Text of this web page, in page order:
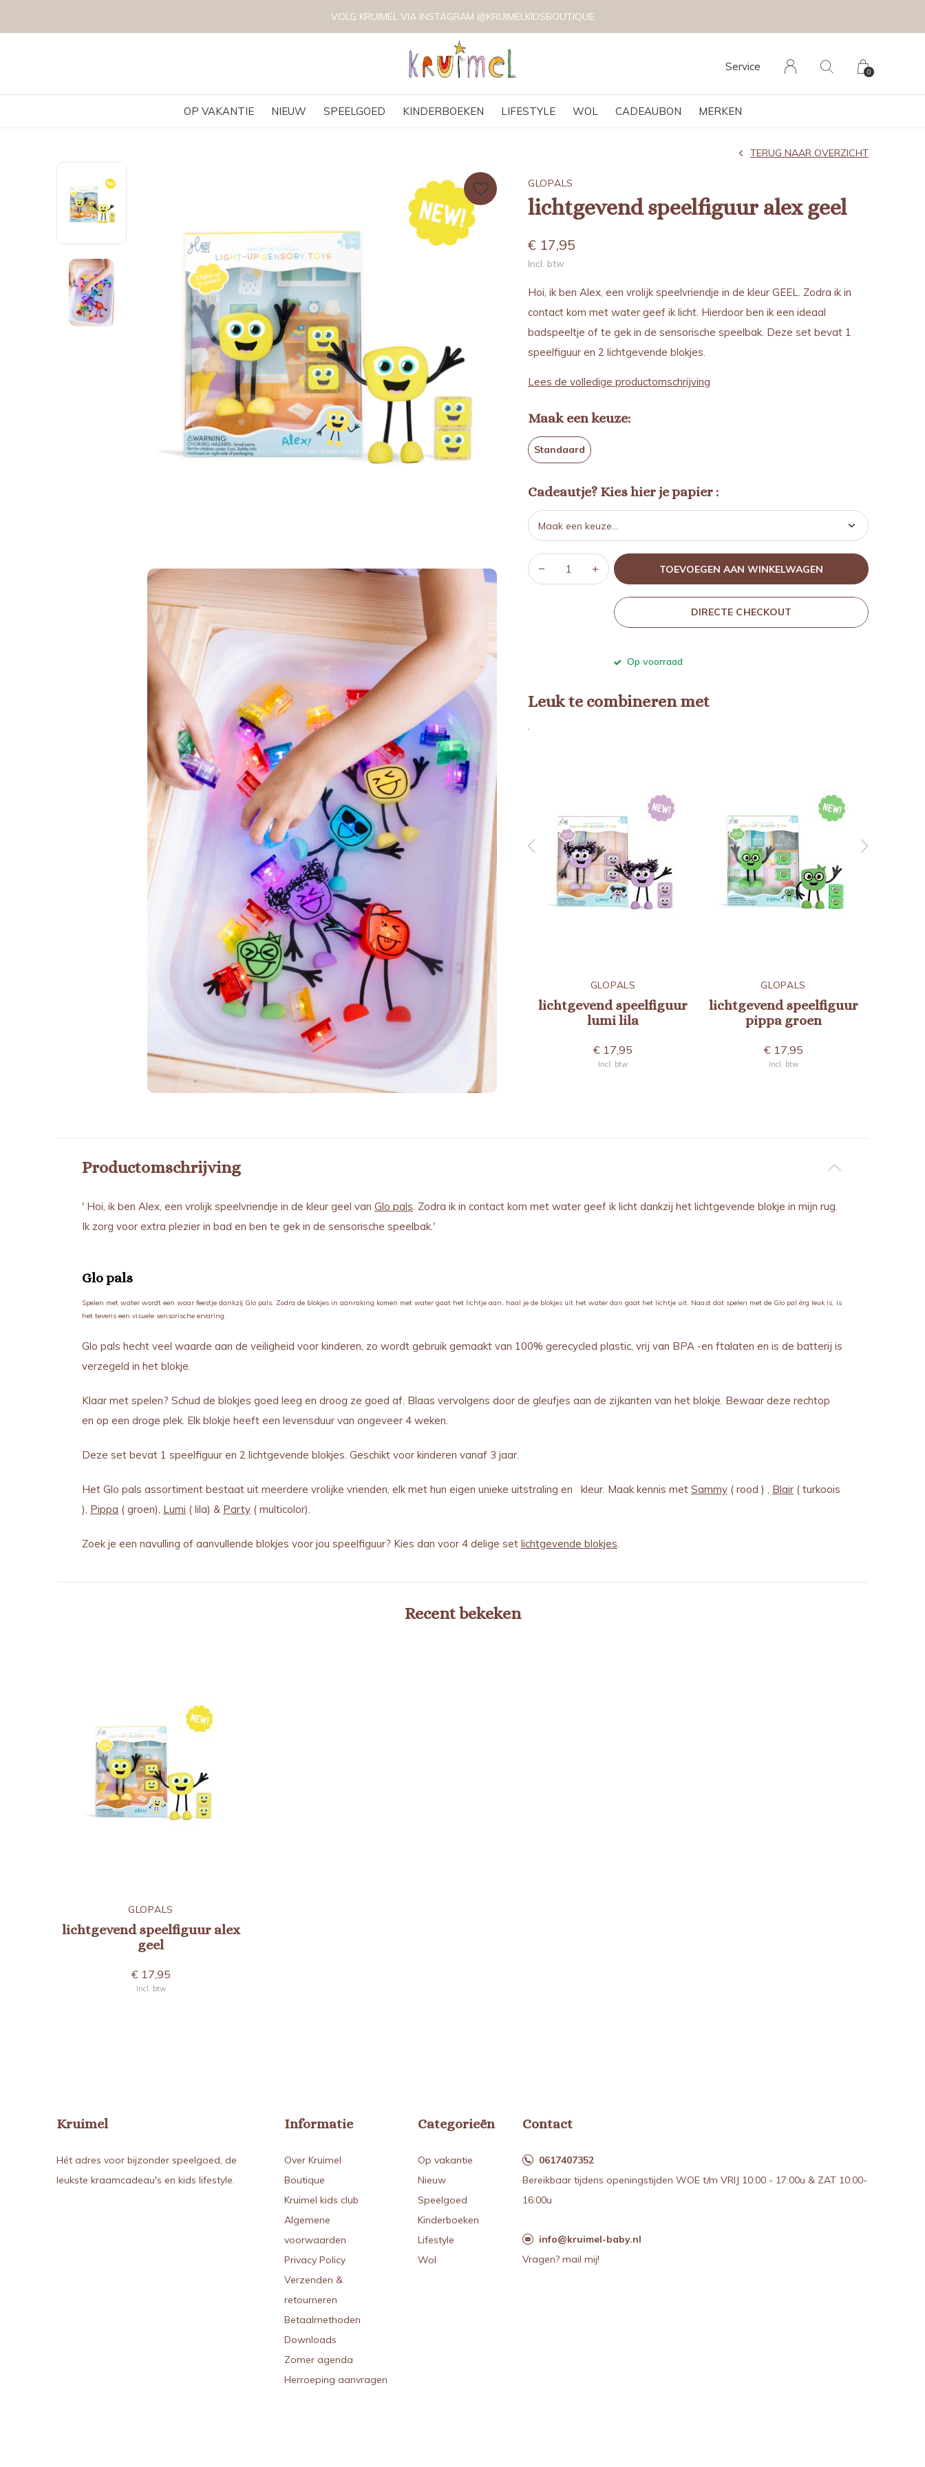
OP VAKANTIE NIEUW SPEELGOED KINDERBOEKEN LIFESTYLE WOL CADEAUBON MERKEN
Service 0
VOLG KRUIMEL VIA INSTAGRAM @KRUIMELKIDSBOUTIQUE
GLOPALS
lichtgevend speelfiguur alex geel
TERUG NAAR OVERZICHT
€ 17,95
Incl. btw
Hoi, ik ben Alex, een vrolijk speelvriendje in de kleur GEEL. Zodra ik in
contact kom met water geef ik licht. Hierdoor ben ik een ideaal
badspeeltje of te gek in de sensorische speelbak. Deze set bevat 1
speelfiguur en 2 lichtgevende blokjes.
Lees de volledige productomschrijving
Maak een keuze:
Standaard
Cadeautje? Kies hier je papier :
TOEVOEGEN AAN WINKELWAGEN
DIRECTE CHECKOUT
Op voorraad
Leuk te combineren met
.
GLOPALS
lichtgevend speelfiguur
party multicolour
€ 17,95
lichtgevend speelfiguur
blair turkoois
€ 17,95
Incl. btw
GLOPALS
lichtgevend speelfiguur
lumi lila
€ 17,95
Incl. btw
GLOPALS
lichtgevend speelfiguur
pippa groen
€ 17,95
Incl. btw
Productomschrijving
' Hoi, ik ben Alex, een vrolijk speelvriendje in de kleur geel van Glo pals . Zodra ik in contact kom met water geef ik licht dankzij het lichtgevende blokje in mijn rug.
Ik zorg voor extra plezier in bad en ben te gek in de sensorische speelbak.'
Glo pals
Spelen met water wordt een waar feestje dankzij Glo pals. Zodra de blokjes in aanraking komen met water gaat het lichtje aan, haal je de blokjes uit het water dan gaat het lichtje uit. Naast dat spelen met de Glo pal érg leuk is, is
het tevens een visuele sensorische ervaring.
Glo pals hecht veel waarde aan de veiligheid voor kinderen, zo wordt gebruik gemaakt van 100% gerecycled plastic, vrij van BPA -en ftalaten en is de batterij is
verzegeld in het blokje.
Klaar met spelen? Schud de blokjes goed leeg en droog ze goed af. Blaas vervolgens door de gleufjes aan de zijkanten van het blokje. Bewaar deze rechtop
en op een droge plek. Elk blokje heeft een levensduur van ongeveer 4 weken.
Deze set bevat 1 speelfiguur en 2 lichtgevende blokjes. Geschikt voor kinderen vanaf 3 jaar.
Het Glo pals assortiment bestaat uit meerdere vrolijke vrienden, elk met hun eigen unieke uitstraling en kleur. Maak kennis met Sammy ( rood ) , Blair ( turkoois
), Pippa ( groen), Lumi ( lila) & Party ( multicolor).
Zoek je een navulling of aanvullende blokjes voor jou speelfiguur? Kies dan voor 4 delige set lichtgevende blokjes
Recent bekeken
GLOPALS
lichtgevend speelfiguur alex
geel
€ 17,95
Incl. btw
Kruimel
Hét adres voor bijzonder speelgoed, de
leukste kraamcadeau's en kids lifestyle.
Informatie
Over Kruimel
Boutique
Kruimel kids club
Algemene
voorwaarden
Privacy Policy
Verzenden &
retourneren
Betaalmethoden
Downloads
Zomer agenda
Herroeping aanvragen
Categorieën
Op vakantie
Nieuw
Speelgoed
Kinderboeken
Lifestyle
Wol
Contact
0617407352
Bereikbaar tijdens openingstijden WOE t/m VRIJ 10:00 - 17:00u & ZAT 10:00-
16:00u
info@kruimel-baby.nl
Vragen? mail mij!